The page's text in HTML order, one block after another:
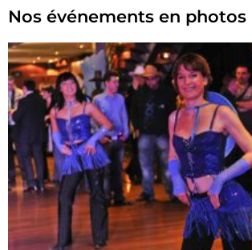
Nos événements en photos